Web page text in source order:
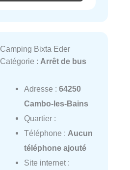
Camping Bixta Eder
Catégorie : Arrêt de bus
Adresse : 64250
Cambo-les-Bains
Quartier :
Téléphone : Aucun
téléphone ajouté
Site internet :